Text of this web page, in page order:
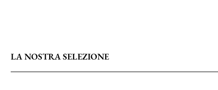
LA NOSTRA SELEZIONE